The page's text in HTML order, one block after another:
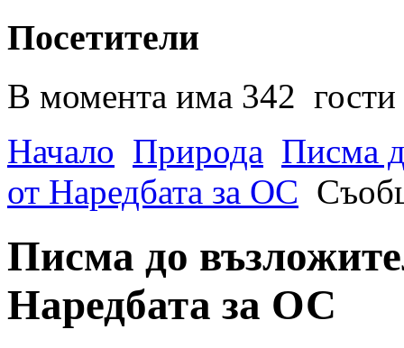
Посетители
В момента има 342 гости
Начало Природа Писма
от Наредбата за ОС
Писма до
Наредбата за ОС